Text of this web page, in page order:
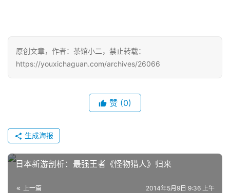
上
海
文
国
原创文章，作者：茶馆小二，禁止转载：
https://youxichaguan.com/archives/26066
赞 (0)
生成海报
日本新游剖析：最强王者《怪物猎人》归来
上一篇 2014年5月9日 9:36 上午